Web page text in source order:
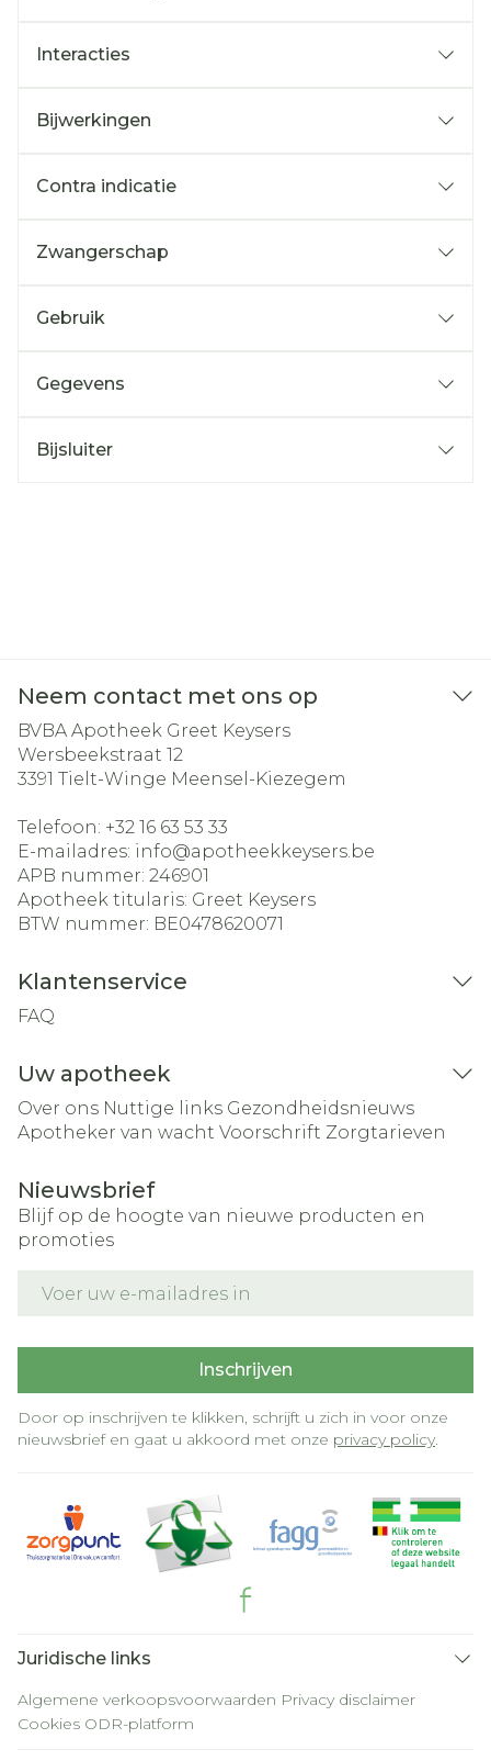
Interacties
Bijwerkingen
Contra indicatie
Zwangerschap
Gebruik
Gegevens
Bijsluiter
Neem contact met ons op
BVBA Apotheek Greet Keysers
Wersbeekstraat 12
3391 Tielt-Winge Meensel-Kiezegem
Telefoon: +32 16 63 53 33
E-mailadres: info@apotheekkeysers.be
APB nummer: 246901
Apotheek titularis: Greet Keysers
BTW nummer: BE0478620071
Klantenservice
FAQ
Uw apotheek
Over ons Nuttige links Gezondheidsnieuws
Apotheker van wacht Voorschrift Zorgtarieven
Nieuwsbrief
Blijf op de hoogte van nieuwe producten en
promoties
Inschrijven
Door op inschrijven te klikken, schrijft u zich in voor onze
nieuwsbrief en gaat u akkoord met onze privacy policy.
Juridische links
Algemene verkoopsvoorwaarden Privacy disclaimer
Cookies ODR-platform